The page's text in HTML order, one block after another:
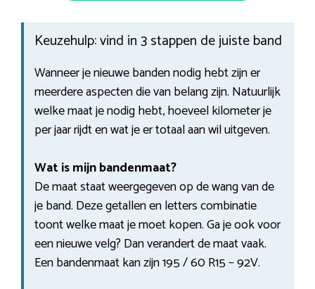
Keuzehulp: vind in 3 stappen de juiste band
Wanneer je nieuwe banden nodig hebt zijn er
meerdere aspecten die van belang zijn. Natuurlijk
welke maat je nodig hebt, hoeveel kilometer je
per jaar rijdt en wat je er totaal aan wil uitgeven.
Wat is mijn bandenmaat?
De maat staat weergegeven op de wang van de
je band. Deze getallen en letters combinatie
toont welke maat je moet kopen. Ga je ook voor
een nieuwe velg? Dan verandert de maat vaak.
Een bandenmaat kan zijn 195 / 60 R15 – 92V.